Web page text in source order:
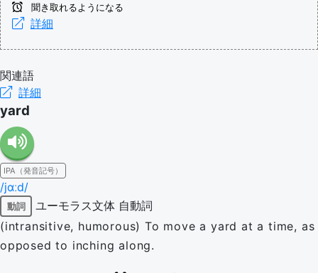
聞き取れるようになる
詳細
関連語
詳細
yard
IPA（発音記号）
/jɑːd/
動詞 ユーモラス文体 自動詞
(intransitive, humorous) To move a yard at a time, as
opposed to inching along.